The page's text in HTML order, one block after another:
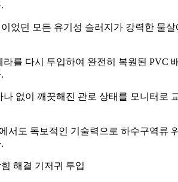
었던 모든 유기성 슬러지가 강력한 물살
를 다시 투입하여 완전히 복원된 PVC
없이 깨끗해진 관로 상태를 모니터로
서도 독보적인 기술력으로 하수구역류
해결 기저귀 투입